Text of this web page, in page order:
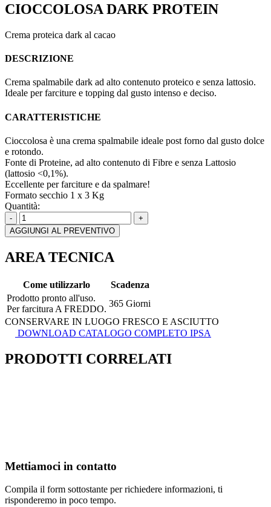
CIOCCOLOSA DARK PROTEIN
Crema proteica dark al cacao
DESCRIZIONE
Crema spalmabile dark ad alto contenuto proteico e senza lattosio.
Ideale per farciture e topping dal gusto intenso e deciso.
CARATTERISTICHE
Cioccolosa è una crema spalmabile ideale post forno dal gusto dolce
e rotondo.
Fonte di Proteine, ad alto contenuto di Fibre e senza Lattosio
(lattosio <0,1%).
Eccellente per farciture e da spalmare!
Formato secchio 1 x 3 Kg
Quantità:
-
+
AGGIUNGI AL PREVENTIVO
AREA TECNICA
Come utilizzarlo
Scadenza
Prodotto pronto all'uso.
Per farcitura A FREDDO.
365 Giorni
CONSERVARE IN LUOGO FRESCO E ASCIUTTO
DOWNLOAD CATALOGO COMPLETO IPSA
PRODOTTI CORRELATI
Mettiamoci in contatto
Compila il form sottostante per richiedere informazioni, ti
risponderemo in poco tempo.